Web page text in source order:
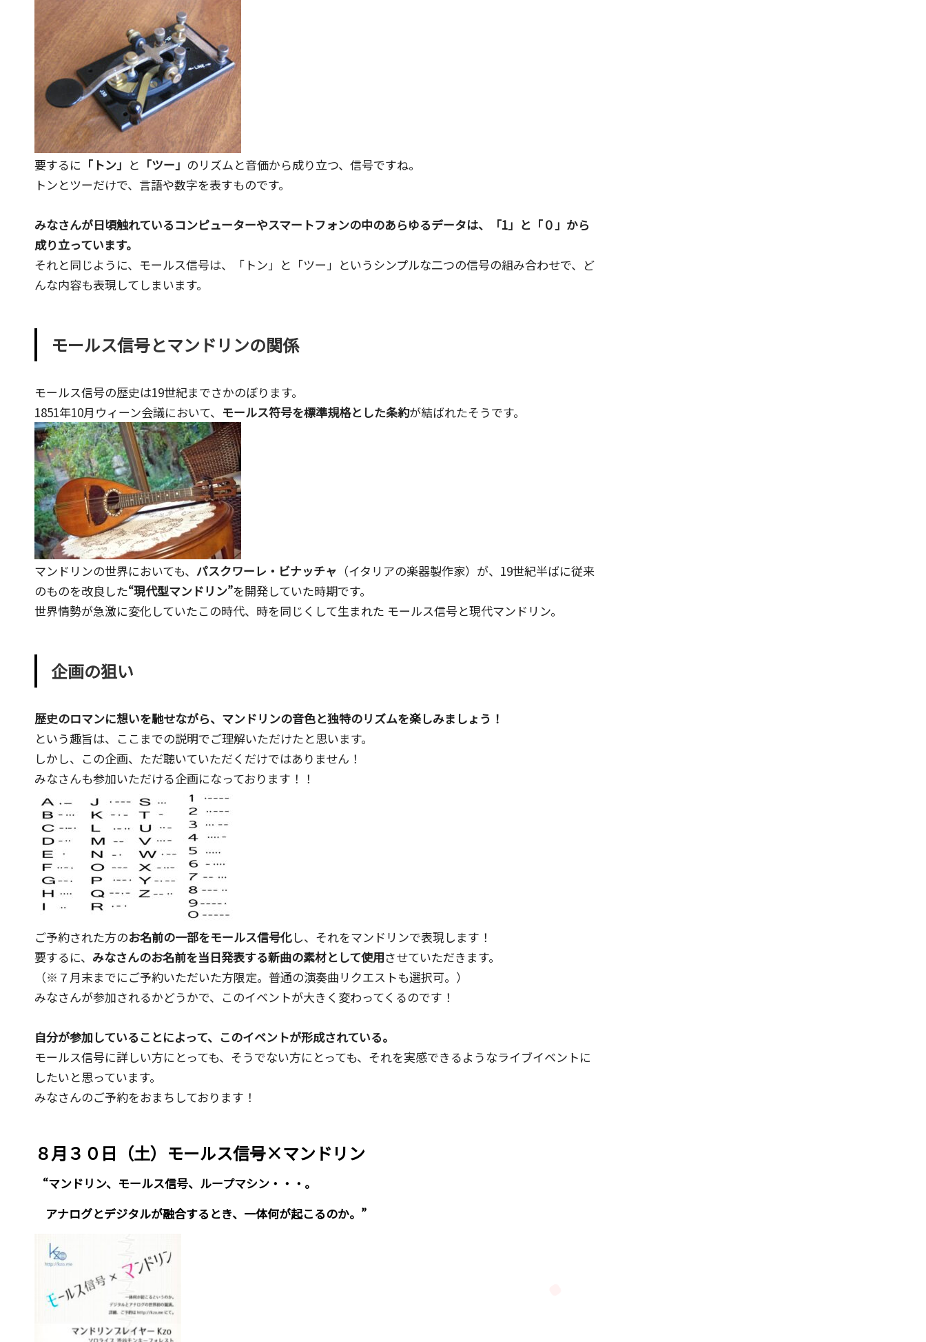
堀
り
オ
タ
ク』
に
よ
る
ッ
シ
ュ
ア
な
の
で
す。
要するに 「トン」 と 「ツー」 のリズムと音価から成り立つ、信号ですね。
トンとツーだけで、言語や数字を表すものです。
みなさんが日頃触れているコンピューターやスマートフォンの中のあらゆるデータは、「1」と「０」から
成り立っています。
それと同じように、モールス信号は、「トン」と「ツー」というシンプルな二つの信号の組み合わせで、ど
んな内容も表現してしまいます。
モールス信号とマンドリンの関係
モールス信号の歴史は19世紀までさかのぼります。
1851年10月 ウィーン会議において、 モールス符号を標準規格とした条約が結ばれたそうです。
マンドリンの世界においても、 パスクワーレ・ビナッチャ （イタリアの楽器製作家）が、19世紀半ばに従来
のものを改良した“現代型マンドリン”を開発していた時期です。
世界情勢が急激に変化していたこの時代、時を同じくして生まれた モールス信号と現代マンドリン。
企画の狙い
歴史のロマンに想いを馳せながら、マンドリンの音色と独特のリズムを楽しみましょう！
という趣旨は、ここまでの説明でご理解いただけたと思います。
しかし、この企画、ただ聴いていただくだけではありません！
みなさんも参加いただける企画になっております！！
ご予約された方のお名前の一部をモールス信号化し、それをマンドリンで表現します！
要するに、 みなさんのお名前を当日発表する新曲の素材として使用させていただきます。
（※７月末までにご予約いただいた方限定。普通の演奏曲リクエストも選択可。）
みなさんが参加されるかどうかで、このイベントが大きく変わってくるのです！
自分が参加していることによって、このイベントが形成されている。
モールス信号に詳しい方にとっても、そうでない方にとっても、それを実感できるようなライブイベントに
したいと思っています。
みなさんのご予約をおまちしております！
８月３０日（土）モールス信号×マンドリン
“マンドリン、モールス信号、ループマシン・・・。
アナログとデジタルが融合するとき、一体何が起こるのか。”